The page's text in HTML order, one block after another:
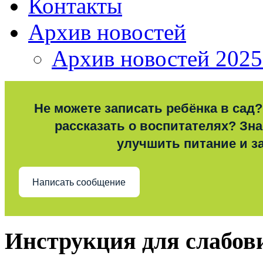
Контакты
Архив новостей
Архив новостей
Не можете записать ребёнка в
рассказать о воспитателях?
улучшить питание и
Написать сообщение
Инструкция для